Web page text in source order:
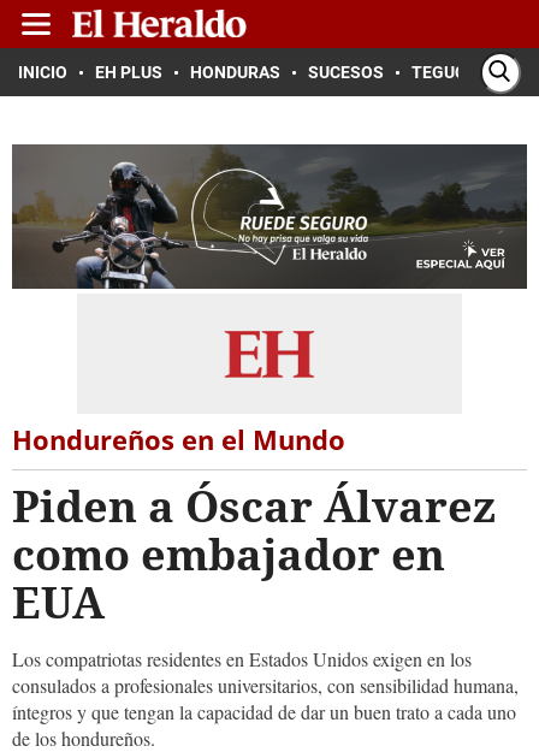
INICIO EH PLUS HONDURAS SUCESOS TEGUCIGALPA
Hondureños en el Mundo
Piden a Óscar Álvarez
como embajador en
EUA
Los compatriotas residentes en Estados Unidos exigen en los
consulados a profesionales universitarios, con sensibilidad humana,
íntegros y que tengan la capacidad de dar un buen trato a cada uno
de los hondureños.